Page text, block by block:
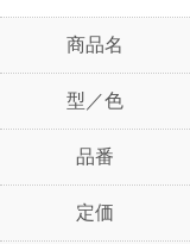
商品名
型／色
品番
定価